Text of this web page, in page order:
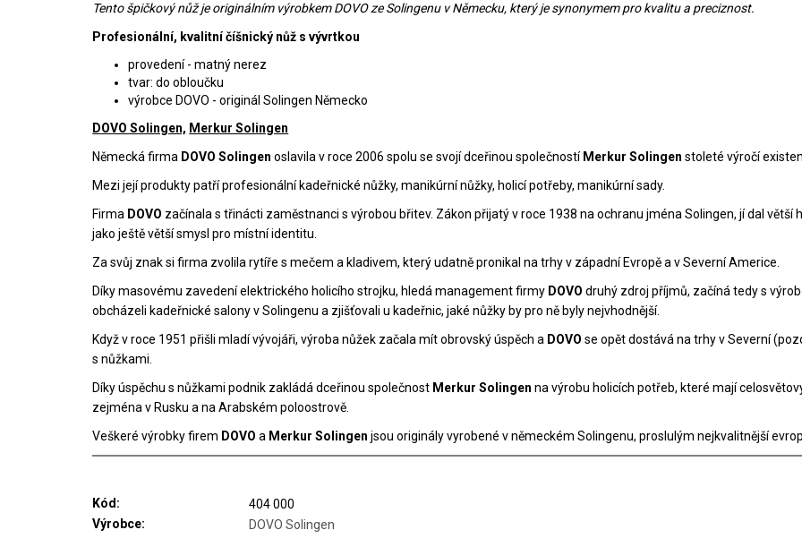
Tento špičkový nůž je originálním výrobkem DOVO ze Solingenu v Německu, který je synonymem pro kvalitu a preciznost.
Profesionální, kvalitní číšnický nůž s vývrtkou
provedení - matný nerez
tvar: do obloučku
výrobce DOVO - originál Solingen Německo
DOVO Solingen, Merkur Solingen
Německá firma DOVO Solingen oslavila v roce 2006 spolu se svojí dceřinou společností Merkur Solingen stoleté výročí
Mezi její produkty patří profesionální kadeřnické nůžky, manikúrní nůžky, holicí potřeby, manikúrní sady.
Firma DOVO začínala s třinácti zaměstnanci s výrobou břitev. Zákon přijatý v roce 1938 na ochranu jména Solingen, jí dal
jako ještě větší smysl pro místní identitu.
Za svůj znak si firma zvolila rytíře s mečem a kladivem, který udatně pronikal na trhy v západní Evropě a v Severní Americe.
Díky masovému zavedení elektrického holicího strojku, hledá management firmy DOVO druhý zdroj příjmů, začíná tedy s
obcházeli kadeřnické salony v Solingenu a zjišťovali u kadeřnic, jaké nůžky by pro ně byly nejvhodnější.
Když v roce 1951 přišli mladí vývojáři, výroba nůžek začala mít obrovský úspěch a DOVO se opět dostává na trhy v Severní
s nůžkami.
Díky úspěchu s nůžkami podnik zakládá dceřinou společnost Merkur Solingen na výrobu holicích potřeb, které mají
zejména v Rusku a na Arabském poloostrově.
Veškeré výrobky firem DOVO a Merkur Solingen jsou originály vyrobené v německém Solingenu, proslulým nejkvalitnější
Kód:
404 000
Výrobce:
DOVO Solingen